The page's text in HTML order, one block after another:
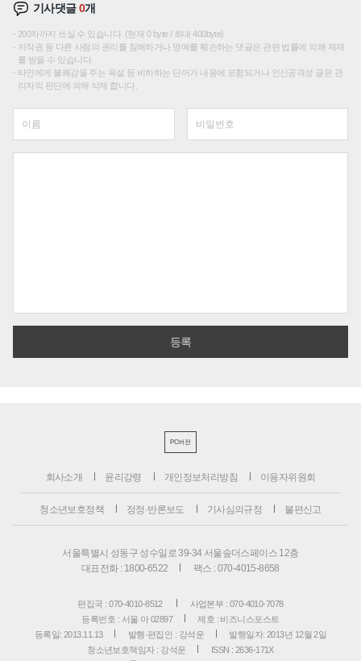
기사댓글0개
200자까지 쓰실 수 있습니다. (현재 0 byte / 최대 400byte)
저작권 등 다른 사람의 권리를 침해하거나 명예를 훼손하는 댓글은 관련 법률에 의해 제재
를 받을 수 있습니다.
타인에게 불쾌감을 주는 욕설 등 비하하는 단어가 내용에 포함되거나 인신공격성 글은 관
리자의 판단에 의해 삭제 합니다.
PC버전
회사소개 윤리강령 개인정보처리방침 이용자위원회
청소년보호정책 정정·반론보도 기사심의규정 불편신고
서울특별시 성동구 성수일로 39-34 서울숲더스페이스 12층
대표전화 : 1800-6522
팩스 : 070-4015-8658
편집국 : 070-4010-8512
사업본부 : 070-4010-7078
등록번호 : 서울 아 02897
제호 : 비즈니스포스트
등록일: 2013.11.13
발행·편집인 : 강석운
발행일자: 2013년 12월 2일
청소년보호책임자 : 강석운
ISSN : 2636-171X